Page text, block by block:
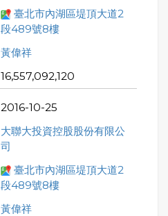
臺北市內湖區堤頂大道2
段489號8樓
黃偉祥
16,557,092,120
2016-10-25
大聯大投資控股股份有限公
司
臺北市內湖區堤頂大道2
段489號8樓
黃偉祥